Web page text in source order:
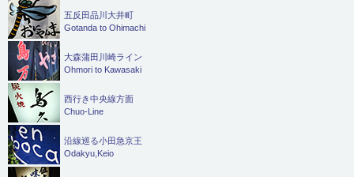
五反田品川大井町
Gotanda to Ohimachi
大森蒲田川崎ライン
Ohmori to Kawasaki
西行き中央線方面
Chuo-Line
沿線巡る小田急京王
Odakyu,Keio